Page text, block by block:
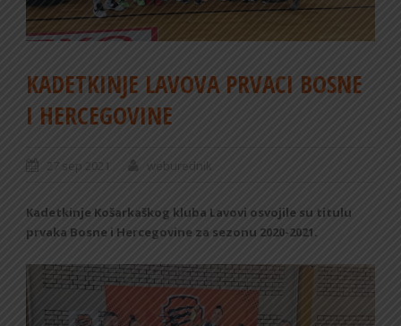
KADETKINJE LAVOVA PRVACI BOSNE
I HERCEGOVINE
27 sep 2021 weburednik
Kadetkinje Košarkaškog kluba Lavovi osvojile su titulu
prvaka Bosne i Hercegovine za sezonu 2020-2021.